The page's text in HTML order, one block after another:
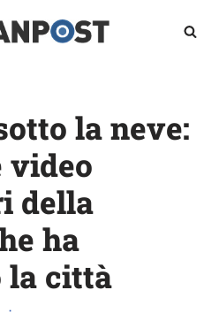
la neve:
video
della
ha
la città